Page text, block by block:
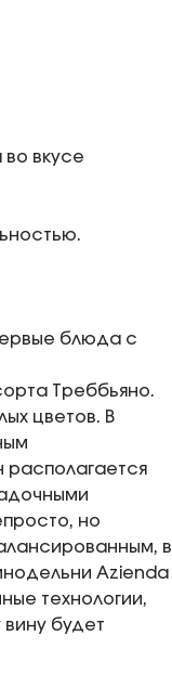
вкусе
блюда с
Треббьяно.
цветов. В
располагается
но
в
Azienda
технологии,
будет